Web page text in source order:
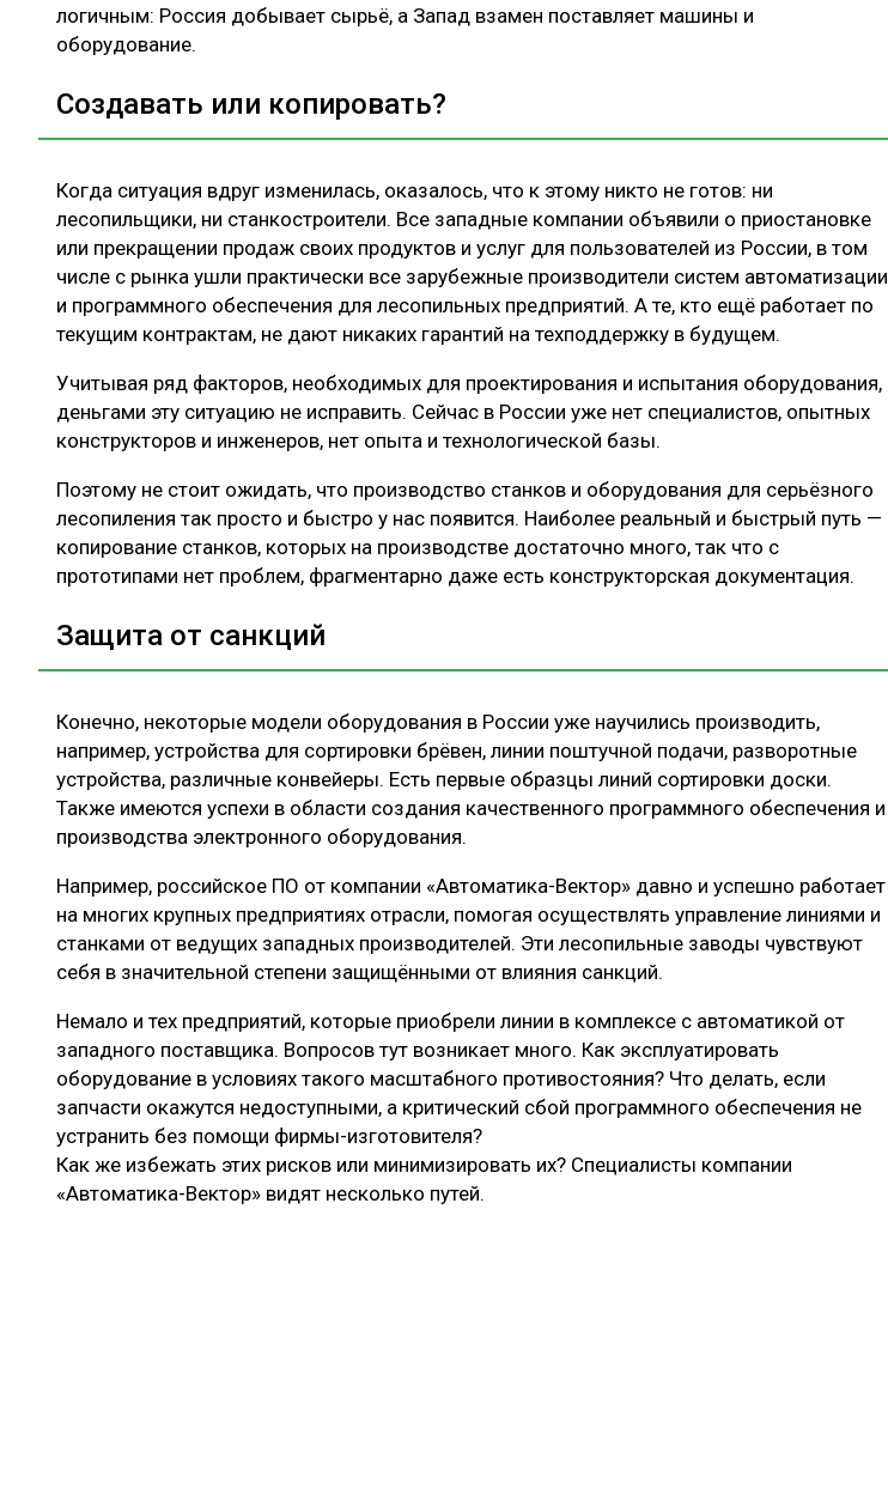
логичным: Россия добывает сырьё, а Запад взамен поставляет машины и
оборудование.
Создавать или копировать?
Когда ситуация вдруг изменилась, оказалось, что к этому никто не готов: ни
лесопильщики, ни станкостроители. Все западные компании объявили о приостановке
или прекращении продаж своих продуктов и услуг для пользователей из России, в том
числе с рынка ушли практически все зарубежные производители систем автоматизации
и программного обеспечения для лесопильных предприятий. А те, кто ещё работает по
текущим контрактам, не дают никаких гарантий на техподдержку в будущем.
Учитывая ряд факторов, необходимых для проектирования и испытания оборудования,
деньгами эту ситуацию не исправить. Сейчас в России уже нет специалистов, опытных
конструкторов и инженеров, нет опыта и технологической базы.
Поэтому не стоит ожидать, что производство станков и оборудования для серьёзного
лесопиления так просто и быстро у нас появится. Наиболее реальный и быстрый путь —
копирование станков, которых на производстве достаточно много, так что с
прототипами нет проблем, фрагментарно даже есть конструкторская документация.
Защита от санкций
Конечно, некоторые модели оборудования в России уже научились производить,
например, устройства для сортировки брёвен, линии поштучной подачи, разворотные
устройства, различные конвейеры. Есть первые образцы линий сортировки доски.
Также имеются успехи в области создания качественного программного обеспечения и
производства электронного оборудования.
Например, российское ПО от компании «Автоматика-Вектор» давно и успешно работает
на многих крупных предприятиях отрасли, помогая осуществлять управление линиями и
станками от ведущих западных производителей. Эти лесопильные заводы чувствуют
себя в значительной степени защищёнными от влияния санкций.
Немало и тех предприятий, которые приобрели линии в комплексе с автоматикой от
западного поставщика. Вопросов тут возникает много. Как эксплуатировать
оборудование в условиях такого масштабного противостояния? Что делать, если
запчасти окажутся недоступными, а критический сбой программного обеспечения не
устранить без помощи фирмы-изготовителя?
Как же избежать этих рисков или минимизировать их? Специалисты компании
«Автоматика-Вектор» видят несколько путей.